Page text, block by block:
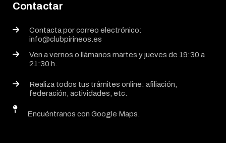
Contactar
Contacta por correo electrónico:
info@clubpirineos.es
Ven a vernos o llámanos martes y jueves de 19:30 a
21:30 h.
Realiza todos tus trámites online: afiliación,
federación, actividades, etc.
Encuéntranos con Google Maps.